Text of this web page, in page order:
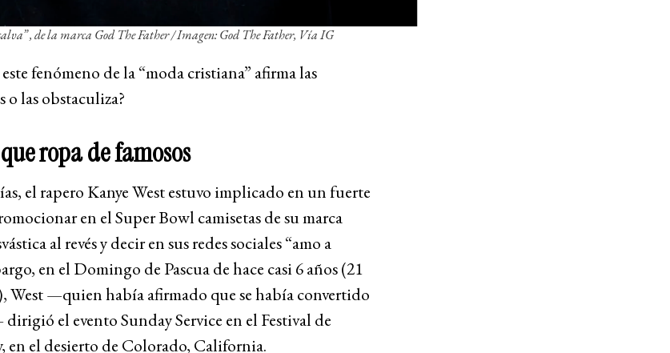
, de la marca God The Father/ Imagen:God The Father, Vía IG
fenómeno de la “moda cristiana” afirma las
o las obstaculiza?
ropa de famosos
el rapero Kanye West estuvo implicado en un fuerte
en el Super Bowl camisetas de su marca
al revés y decir en sus redes sociales “amo a
en el Domingo de Pascua de hace casi 6 años (21
West —quien había afirmado que se había convertido
el evento Sunday Service en el Festival de
en el desierto de Colorado, California.